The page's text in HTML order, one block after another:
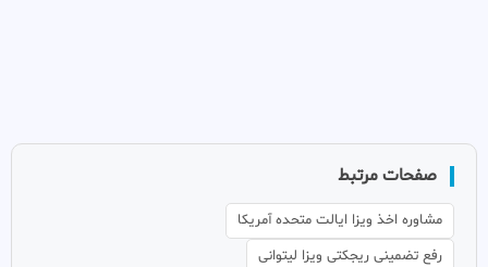
صفحات مرتبط
مشاوره اخذ ویزا ایالت متحده آمریکا
رفع تضمینی ریجکتی ویزا لیتوانی